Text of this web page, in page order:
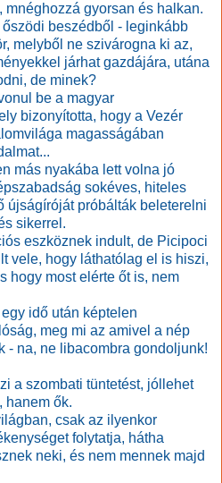
gyorsan és halkan.
beszédből - leginkább
melyből ne szivárogna ki az,
járhat gazdájára, utána
de minek?
be a magyar
bizonyította, hogy a Vezér
magasságában
más nyakába lett volna jó
sokéves, hiteles
újságíróját próbálták beleterelni
sikerrel.
eszköznek indult, de Picipoci
vele, hogy láthatólag el is hiszi,
hogy most elérte őt is, nem
idő után képtelen
meg mi az amivel a nép
- na, ne libacombra gondoljunk!
a szombati tüntetést, jóllehet
hanem ők.
csak az ilyenkor
folytatja, hátha
neki, és nem mennek majd